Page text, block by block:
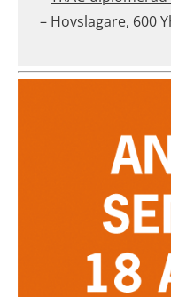
– Hovslagare, 600